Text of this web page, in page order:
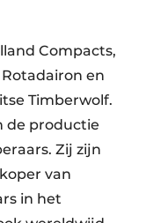
Compacts,
en
Timberwolf.
de productie
Zij zijn
van
in het